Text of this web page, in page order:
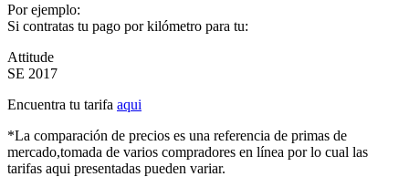
Por ejemplo:
Si contratas tu pago por kilómetro para tu:
Attitude
SE 2017
Encuentra tu tarifa aqui
*La comparación de precios es una referencia de primas de
mercado,tomada de varios compradores en línea por lo cual las
tarifas aqui presentadas pueden variar.